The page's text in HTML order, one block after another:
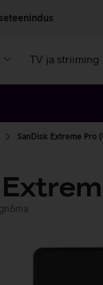
Iseteenindus
TV ja striiming
SanDisk Extreme Pro